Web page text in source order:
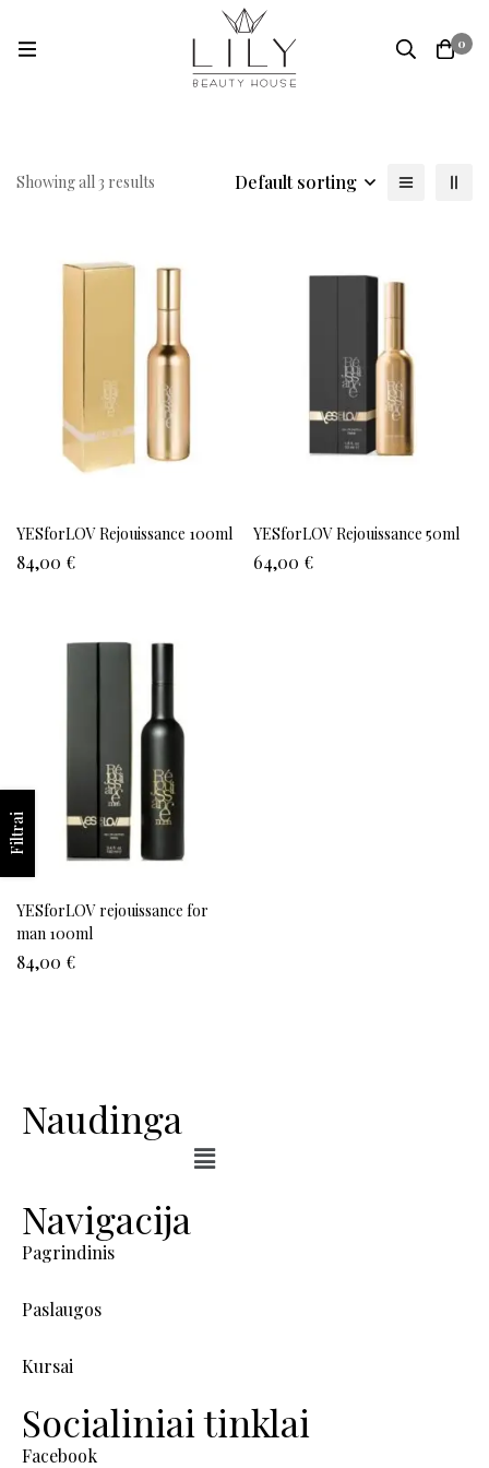
0
Filtrai
Showing all 3 results Default sorting
YESforLOV Rejouissance 100ml
84,00 €
YESforLOV Rejouissance 50ml
64,00 €
YESforLOV rejouissance for
man 100ml
84,00 €
Naudinga
Navigacija
Pagrindinis
Paslaugos
Kursai
Socialiniai tinklai
Facebook